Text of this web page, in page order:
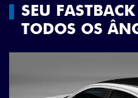
SEU
TODOS OS